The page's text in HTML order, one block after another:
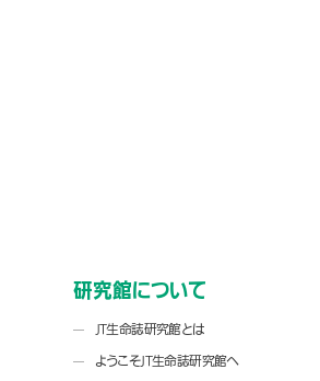
研究館について
JT生命誌研究館とは
ようこそJT生命誌研究館へ